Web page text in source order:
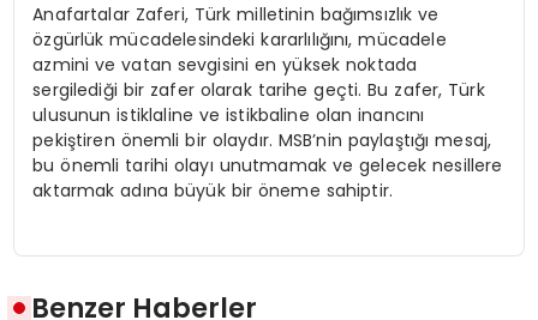
Anafartalar Zaferi, Türk milletinin bağımsızlık ve
özgürlük mücadelesindeki kararlılığını, mücadele
azmini ve vatan sevgisini en yüksek noktada
sergilediği bir zafer olarak tarihe geçti. Bu zafer, Türk
ulusunun istiklaline ve istikbaline olan inancını
pekiştiren önemli bir olaydır. MSB’nin paylaştığı mesaj,
bu önemli tarihi olayı unutmamak ve gelecek nesillere
aktarmak adına büyük bir öneme sahiptir.
Benzer Haberler